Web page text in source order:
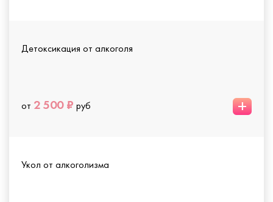
Детоксикация от алкоголя
от 2 500 ₽ руб +
Укол от алкоголизма